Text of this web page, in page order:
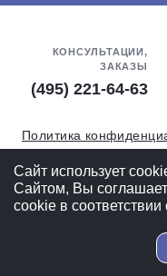
КОНСУЛЬТАЦИИ,
ЗАКАЗЫ
(495) 221-64-63
Политика
Обработка
© 2004-2026
Сайт использует
Сайтом, Вы
cookie в